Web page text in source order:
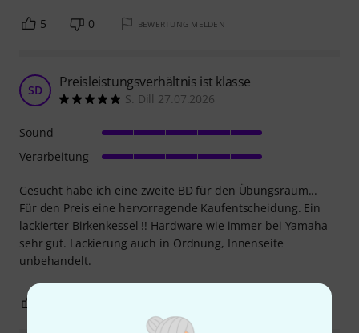
5 0 BEWERTUNG MELDEN
SD Preisleistungsverhältnis ist klasse
S. Dill 27.07.2026
Gesucht habe ich eine zweite BD für den Übungsraum...
Für den Preis eine hervorragende Kaufentscheidung. Ein
lackierter Birkenkessel !! Hardware wie immer bei Yamaha
sehr gut. Lackierung auch in Ordnung, Innenseite
unbehandelt.
Sound
Verarbeitung